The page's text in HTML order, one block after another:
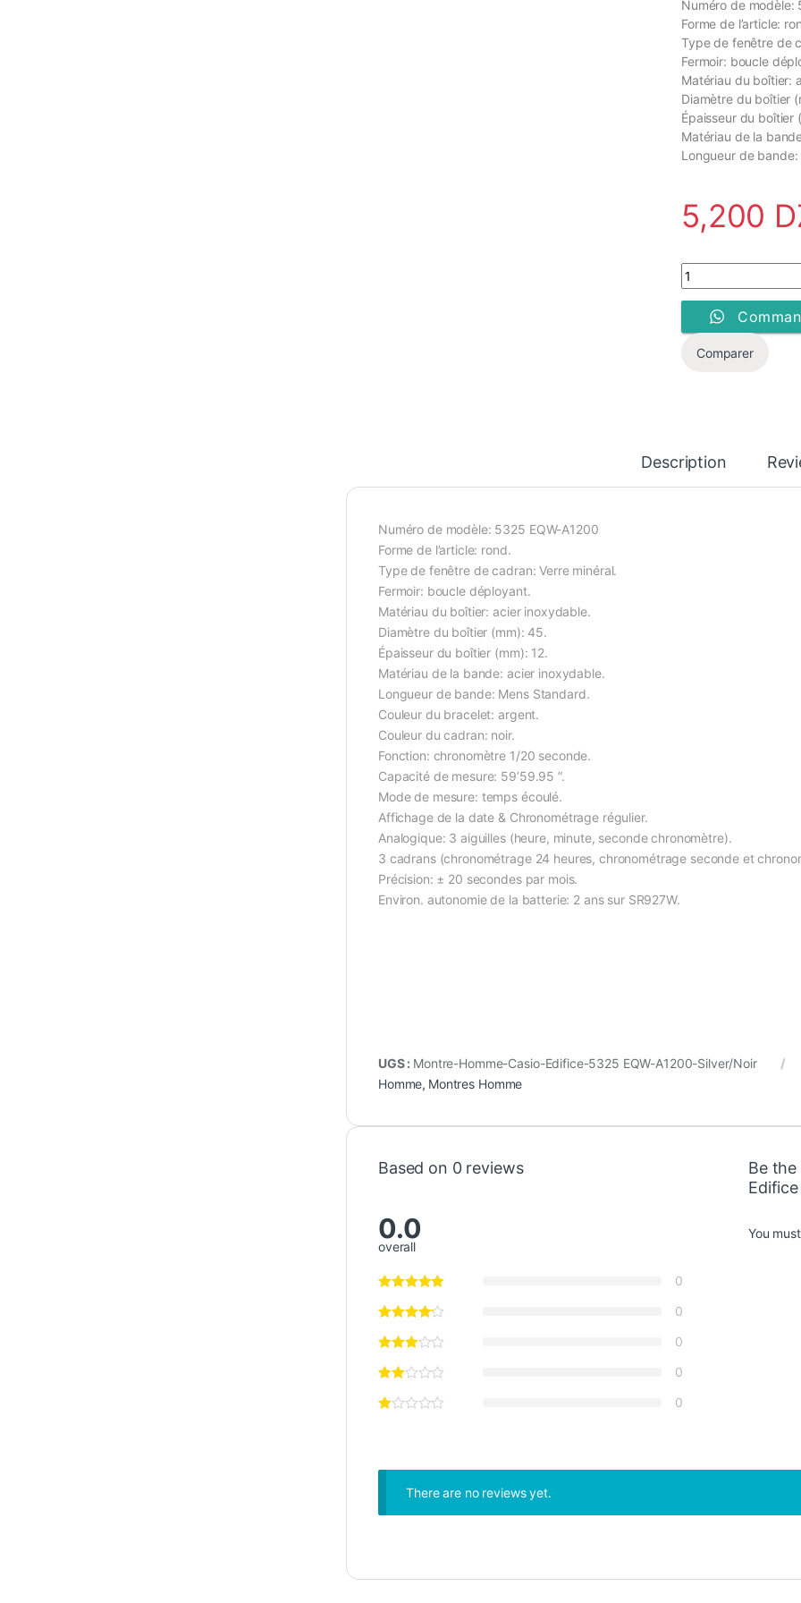
Numéro de modèle:
Forme de l’article:
Type de fenêtre de
Fermoir: boucle
Matériau du boîtier:
Diamètre du boîtier
Épaisseur du boîtier
Matériau de la
Longueur de
5,200
Montre Homme -
Comparer
Description
Numéro de modèle: 5325 EQW-A1200
Forme de l’article: rond.
Type de fenêtre de cadran: Verre minéral.
Fermoir: boucle déployant.
Matériau du boîtier: acier inoxydable.
Diamètre du boîtier (mm): 45.
Épaisseur du boîtier (mm): 12.
Matériau de la bande: acier inoxydable.
Longueur de bande: Mens Standard.
Couleur du bracelet: argent.
Couleur du cadran: noir.
Fonction: chronomètre 1/20 seconde.
Capacité de mesure: 59’59.95 ”.
Mode de mesure: temps écoulé.
Affichage de la date & Chronométrage régulier.
Analogique: 3 aiguilles (heure, minute, seconde chronomètre).
3 cadrans (chronométrage 24 heures, chronométrage seconde et
Précision: ± 20 secondes par mois.
Environ. autonomie de la batterie: 2 ans sur SR927W.
UGS : Montre-Homme-Casio-Edifice-5325 EQW-A1200-Silver/Noir
Homme, Montres Homme
Based on 0 reviews
0.0
overall
0
0
0
0
0
Be
You
There are no reviews yet.